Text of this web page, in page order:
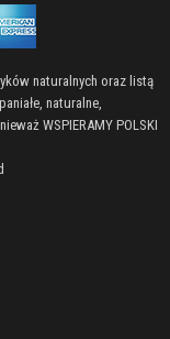
naturalnych oraz listą
naturalne,
WSPIERAMY POLSKI